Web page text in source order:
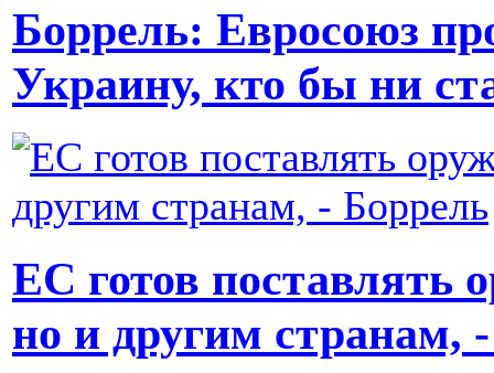
Боррель: Евросоюз
Украину, кто бы ни
ЕС готов поставлять
но и другим странам,